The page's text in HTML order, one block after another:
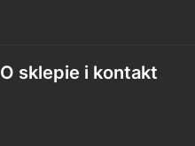
O sklepie i kontakt